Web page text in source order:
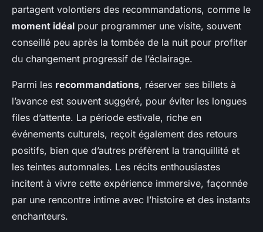
partagent volontiers des recommandations, comme le
moment idéal pour programmer une visite, souvent
conseillé peu après la tombée de la nuit pour profiter
du changement progressif de l’éclairage.
Parmi les recommandations, réserver ses billets à
l’avance est souvent suggéré, pour éviter les longues
files d’attente. La période estivale, riche en
événements culturels, reçoit également des retours
positifs, bien que d’autres préfèrent la tranquillité et
les teintes automnales. Les récits enthousiastes
incitent à vivre cette expérience immersive, façonnée
par une rencontre intime avec l’histoire et des instants
enchanteurs.